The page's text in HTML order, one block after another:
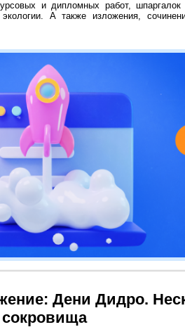
и дипломных работ,
А также изложения,
Дени Дидро.
сокровища